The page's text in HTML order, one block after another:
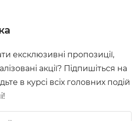
ексклюзивні пропозиції,
акції? Підпишіться на
в курсі всіх головних подій